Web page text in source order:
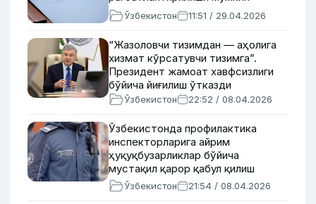
Ўзбекистон 11:51 / 29.04.2026
“Жазоловчи тизимдан — аҳолига
хизмат кўрсатувчи тизимга”.
Президент жамоат хавфсизлиги
бўйича йиғилиш ўтказди
Ўзбекистон 22:52 / 08.04.2026
Ўзбекистонда профилактика
инспекторларига айрим
ҳуқуқбузарликлар бўйича
мустақил қарор қабул қилиш
ваколати берилади
Ўзбекистон 21:54 / 08.04.2026